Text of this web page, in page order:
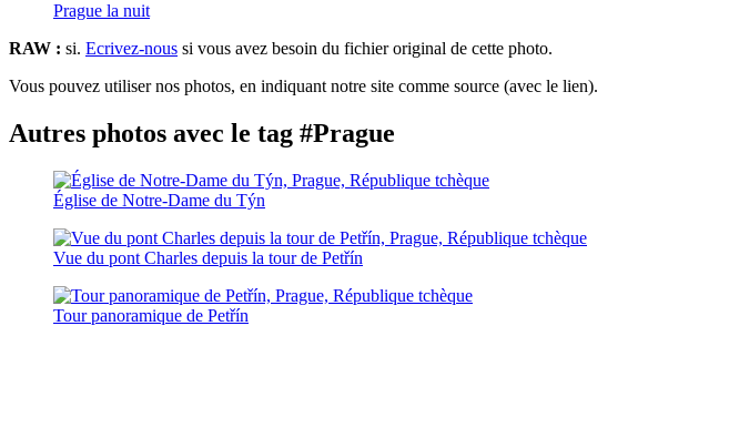
Prague la nuit
RAW : si. Ecrivez-nous si vous avez besoin du fichier original de cette photo.
Vous pouvez utiliser nos photos, en indiquant notre site comme source (avec le lien).
Autres photos avec le tag #Prague
Église de Notre-Dame du Týn
Vue du pont Charles depuis la tour de Petřín
Tour panoramique de Petřín